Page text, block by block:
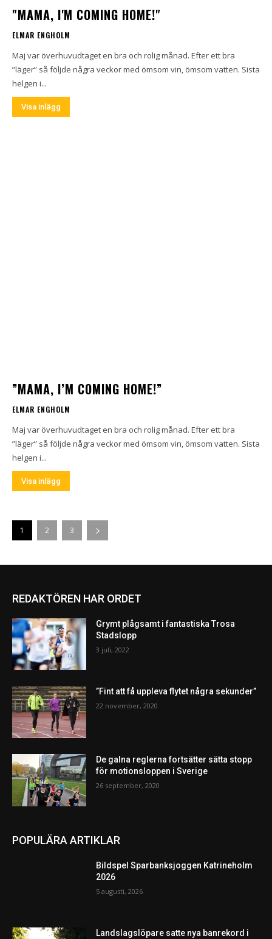
"MAMA, I'M COMING HOME!"
ELMAR ENGHOLM
Maj var överhuvudtaget en bra och rolig månad. Efter ett bra
”läger” så följde några veckor med ömsom vin, ömsom vatten. Sista
helgen i...
Visa inlägg
”MAMA, I’M COMING HOME!”
ELMAR ENGHOLM
Maj var överhuvudtaget en bra och rolig månad. Efter ett bra
”läger” så följde några veckor med ömsom vin, ömsom vatten. Sista
helgen i...
Visa inlägg
1 2 3
REDAKTÖREN HAR ORDET
Grymt plågsamt i fantastiska Trosa
Stadslopp
3 juli, 2022
”Fint att få uppleva flytet några sekunder”
22 november, 2020
De galna reglerna fortsätter sätta stopp
för motionsloppen i Sverige
26 september, 2020
POPULÄRA ARTIKLAR
Bildspel Sparbanksjoggen Katrineholm
2026
5 augusti, 2026
Landslagslöpare satte nya banrekord i